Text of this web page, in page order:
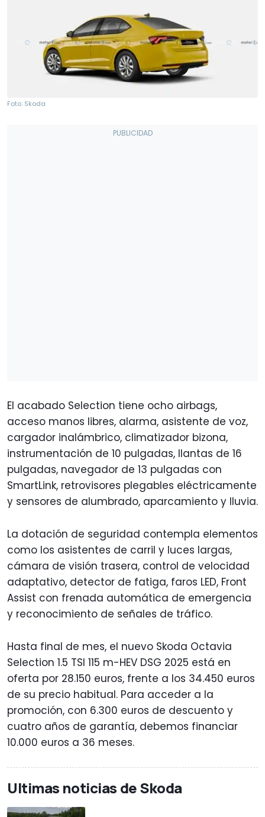
Foto: Skoda
El acabado Selection tiene ocho airbags,
acceso manos libres, alarma, asistente de voz,
cargador inalámbrico, climatizador bizona,
instrumentación de 10 pulgadas, llantas de 16
pulgadas, navegador de 13 pulgadas con
SmartLink, retrovisores plegables eléctricamente
y sensores de alumbrado, aparcamiento y lluvia.
La dotación de seguridad contempla elementos
como los asistentes de carril y luces largas,
cámara de visión trasera, control de velocidad
adaptativo, detector de fatiga, faros LED, Front
Assist con frenada automática de emergencia
y reconocimiento de señales de tráfico.
Hasta final de mes, el nuevo Skoda Octavia
Selection 1.5 TSI 115 m-HEV DSG 2025 está en
oferta por 28.150 euros, frente a los 34.450 euros
de su precio habitual. Para acceder a la
promoción, con 6.300 euros de descuento y
cuatro años de garantía, debemos financiar
10.000 euros a 36 meses.
Ultimas noticias de Skoda